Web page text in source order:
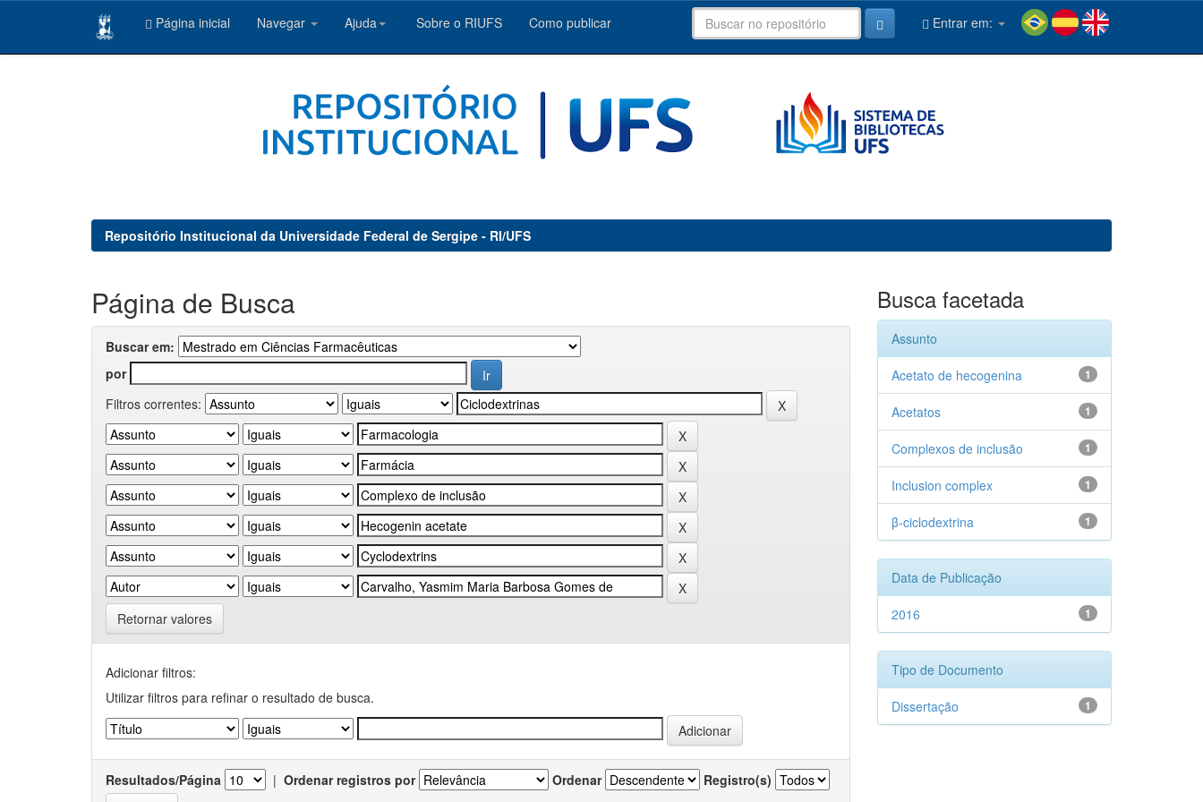
Página inicial Navegar Ajuda Sobre o RIUFS Como publicar Entrar em:
Repositório Institucional da Universidade Federal de Sergipe - RI/UFS
Página de Busca
Buscar em:
por
Filtros correntes:
Retornar valores
Adicionar filtros:
Utilizar filtros para refinar o resultado de busca.
Resultados/Página | Ordenar registros por Ordenar Registro(s)
Busca facetada
Assunto
1
Acetato de hecogenina
1
Acetatos
1
Complexos de inclusão
1
Inclusion complex
1
β-ciclodextrina
Data de Publicação
1
2016
Tipo de Documento
1
Dissertação